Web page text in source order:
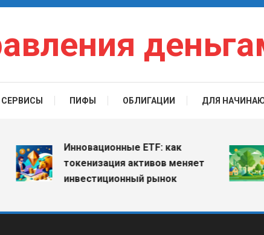
СЕРВИСЫ ПИФЫ ОБЛИГАЦИИ ДЛЯ
Инновационные ETF: как
токенизация активов меняет
инвестиционный рынок